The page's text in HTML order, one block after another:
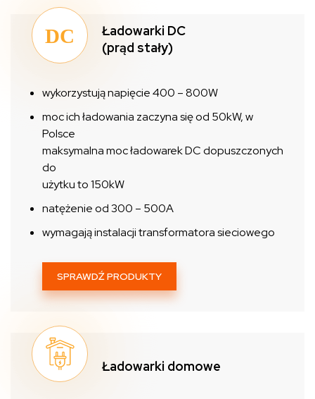
Ładowarki DC
(prąd stały)
wykorzystują napięcie 400 – 800W
moc ich ładowania zaczyna się od 50kW, w
Polsce
maksymalna moc ładowarek DC dopuszczonych
do
użytku to 150kW
natężenie od 300 – 500A
wymagają instalacji transformatora sieciowego
SPRAWDŹ PRODUKTY
Ładowarki domowe